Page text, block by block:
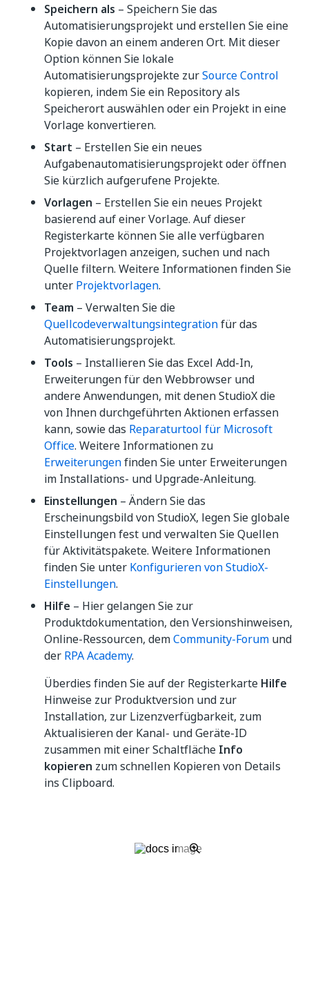
Speichern als – Speichern Sie das
Automatisierungsprojekt und erstellen Sie eine
Kopie davon an einem anderen Ort. Mit dieser
Option können Sie lokale
Automatisierungsprojekte zurSource Control
kopieren, indem Sie ein Repository als
Speicherort auswählen oder ein Projekt in eine
Vorlage konvertieren.
Start – Erstellen Sie ein neues
Aufgabenautomatisierungsprojekt oder öffnen
Sie kürzlich aufgerufene Projekte.
Vorlagen – Erstellen Sie ein neues Projekt
basierend auf einer Vorlage. Auf dieser
Registerkarte können Sie alle verfügbaren
Projektvorlagen anzeigen, suchen und nach
Quelle filtern. Weitere Informationen finden Sie
unter Projektvorlagen.
Team – Verwalten Sie die
Quellcodeverwaltungsintegrationfür das
Automatisierungsprojekt.
Tools – Installieren Sie das Excel Add-In,
Erweiterungen für den Webbrowser und
andere Anwendungen, mit denen StudioX die
von Ihnen durchgeführten Aktionen erfassen
kann, sowie das Reparaturtool für Microsoft
Office. Weitere Informationen zu
Erweiterungenfinden Sie unter Erweiterungen
im Installations- und Upgrade-Anleitung.
Einstellungen – Ändern Sie das
Erscheinungsbild von StudioX, legen Sie globale
Einstellungen fest und verwalten Sie Quellen
für Aktivitätspakete. Weitere Informationen
finden Sie unter Konfigurieren von StudioX-
Einstellungen.
Hilfe – Hier gelangen Sie zur
Produktdokumentation, den Versionshinweisen,
Online-Ressourcen, demCommunity-Forum und
der RPA Academy.
Überdies finden Sie auf der Registerkarte Hilfe
Hinweise zur Produktversion und zur
Installation, zur Lizenzverfügbarkeit, zum
Aktualisieren der Kanal- und Geräte-ID
zusammen mit einer Schaltfläche Info
kopieren zum schnellen Kopieren von Details
ins Clipboard.